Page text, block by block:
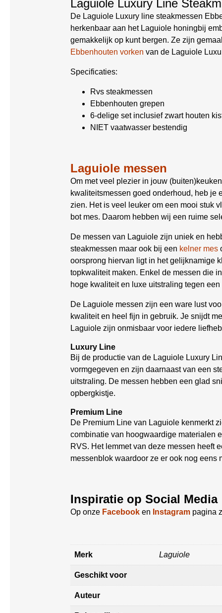
Laguiole Luxury Line
De Laguiole Luxury line steakmessen
herkenbaar aan het Laguiole honingbij
gemakkelijk op kunt bergen. Ze zijn
Ebbenhouten vorken van de Laguiole
Specificaties:
Rvs steakmessen
Ebbenhouten grepen
6-delige set inclusief zwart houten
NIET vaatwasser bestendig
Laguiole messen
Om met veel plezier in jouw
kwaliteitsmessen goed onderhoud, heb je
zien. Het is veel leuker om een mooi stuk
bot mes. Daarom hebben wij een ruime
De messen van Laguiole zijn uniek en
steakmessen maar ook bij een kelner mes
oorsprong hiervan ligt in het gelijknamige
topkwaliteit maken. Enkel de messen die
hoge kwaliteit en luxe uitstraling tegen
De Laguiole messen zijn een ware lust
kwaliteit en heel fijn in gebruik. Je snijdt
Laguiole zijn onmisbaar voor iedere
Luxury Line
Bij de productie van de Laguiole Luxury
vormgegeven en zijn daarnaast van een
uitstraling. De messen hebben een glad
opbergkistje.
Premium Line
De Premium Line van Laguiole kenmerkt
combinatie van hoogwaardige materialen
RVS. Het lemmet van deze messen heeft
messenblok waardoor ze er ook nog eens
Inspiratie op Social Media
Op onze Facebook en Instagram pagina
Merk Laguiole
Geschikt voor
Auteur